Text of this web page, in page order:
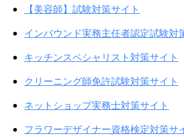
【美容師】試験対策サイト
インバウンド実務主任者認定試験対
キッチンスペシャリスト対策サイト
クリーニング師免許試験対策サイト
ネットショップ実務士対策サイト
フラワーデザイナー資格検定対策サ